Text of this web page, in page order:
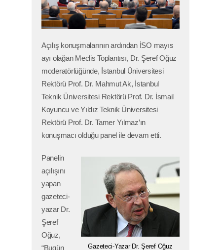
Açılış konuşmalarının ardından İSO mayıs
ayı olağan Meclis Toplantısı, Dr. Şeref Oğuz
moderatörlüğünde, İstanbul Üniversitesi
Rektörü Prof. Dr. Mahmut Ak, İstanbul
Teknik Üniversitesi Rektörü Prof. Dr. İsmail
Koyuncu ve Yıldız Teknik Üniversitesi
Rektörü Prof. Dr. Tamer Yılmaz’ın
konuşmacı olduğu panel ile devam etti.
Gazeteci-Yazar Dr. Şeref Oğuz
Panelin
açılışını
yapan
gazeteci-
yazar Dr.
Şeref
Oğuz,
“Bugün